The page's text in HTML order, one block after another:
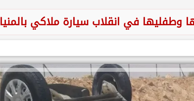
وطفليها في انقلاب سيارة ملاكي بالمنيا